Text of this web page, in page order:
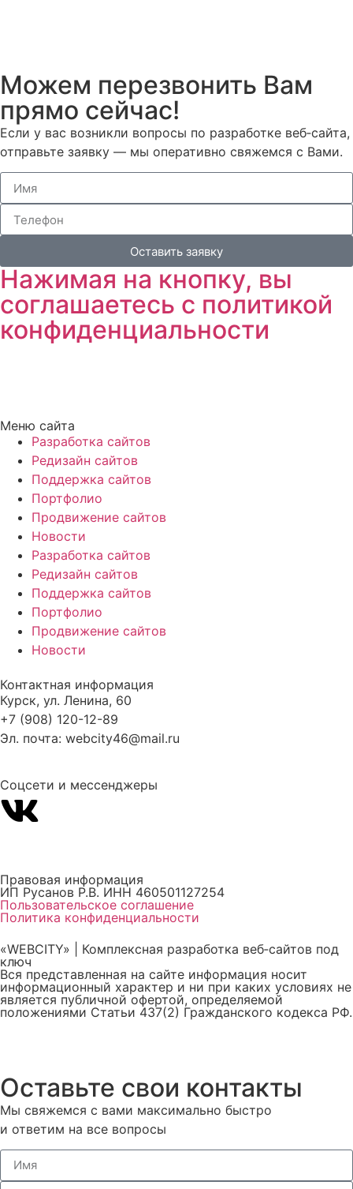
Можем перезвонить Вам
прямо сейчас!
Если у вас возникли вопросы по разработке веб‑сайта,
отправьте заявку — мы оперативно свяжемся с Вами.
Оставить заявку
Нажимая на кнопку, вы
соглашаетесь с политикой
конфиденциальности
Меню сайта
Разработка сайтов
Редизайн сайтов
Поддержка сайтов
Портфолио
Продвижение сайтов
Новости
Разработка сайтов
Редизайн сайтов
Поддержка сайтов
Портфолио
Продвижение сайтов
Новости
Контактная информация
Курск, ул. Ленина, 60
+7 (908) 120-12-89
Эл. почта: webcity46@mail.ru
Соцсети и мессенджеры
Правовая информация
ИП Русанов Р.В. ИНН 460501127254
Пользовательское соглашение
Политика конфиденциальности
«WEBCITY» | Комплексная разработка веб‑сайтов под
ключ
Вся представленная на сайте информация носит
информационный характер и ни при каких условиях не
является публичной офертой, определяемой
положениями Статьи 437(2) Гражданского кодекса РФ.
Оставьте свои контакты
Мы свяжемся с вами максимально быстро
и ответим на все вопросы